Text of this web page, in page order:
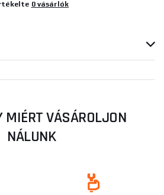
0 vásárlók
MIÉRT VÁSÁROLJON
NÁLUNK